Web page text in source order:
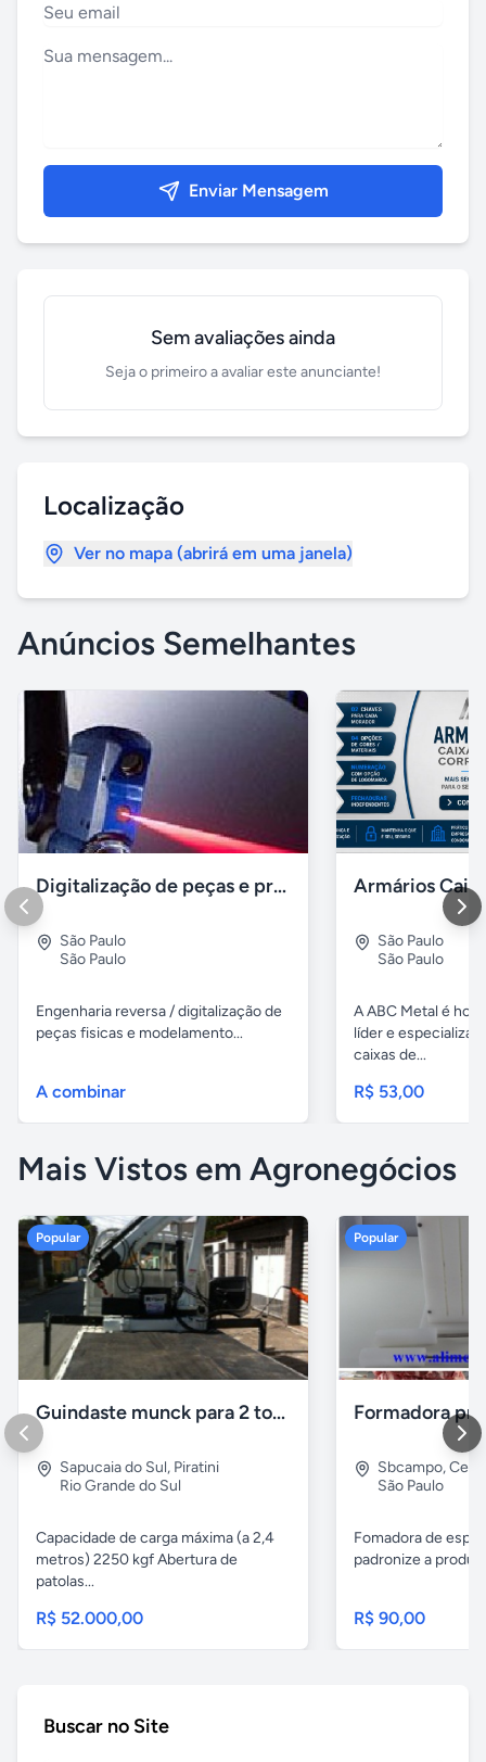
Enviar Mensagem
Sem avaliações ainda
Seja o primeiro a avaliar este anunciante!
Localização
Ver no mapa (abrirá em uma janela)
Anúncios Semelhantes
Digitalização de peças e produtos / impressão 3D polyworks
São Paulo
São Paulo
Engenharia reversa / digitalização de
peças fisicas e modelamento...
A combinar
São Paulo
São Paulo
A ABC Metal é
líder e
caixas de...
R$ 53,00
Mais Vistos em Agronegócios
Popular
Guindaste munck para 2 toneladas
Sapucaia do Sul, Piratini
Rio Grande do Sul
Capacidade de carga máxima (a 2,4
metros) 2250 kgf Abertura de
patolas...
R$ 52.000,00
Popular
Sbcampo,
São Paulo
Fomadora de
padronize a
R$ 90,00
Buscar no Site